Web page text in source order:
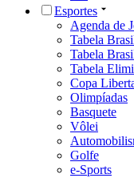
Esportes
Agenda de
Tabela
Tabela
Tabela
Copa
Olimpíadas
Basquete
Vôlei
Golfe
e-Sports